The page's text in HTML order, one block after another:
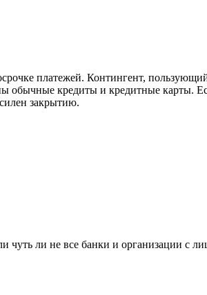
платежей. Контингент,
обычные кредиты и кредитные
закрытию.
ли не все банки и организации с